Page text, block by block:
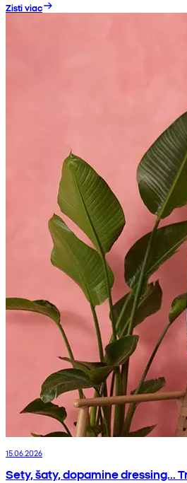
Zisti viac
15.06.2026
Sety, šaty, dopamine dressing...